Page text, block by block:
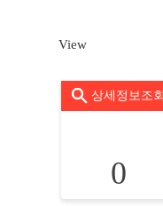
View
상세정보조회
0